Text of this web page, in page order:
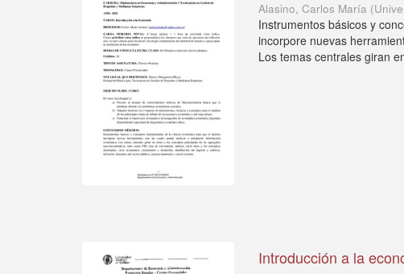
Alasino, Carlos María (
Instrumentos básicos y
incorpore nuevas
Los temas centrales giran
Introducción a la